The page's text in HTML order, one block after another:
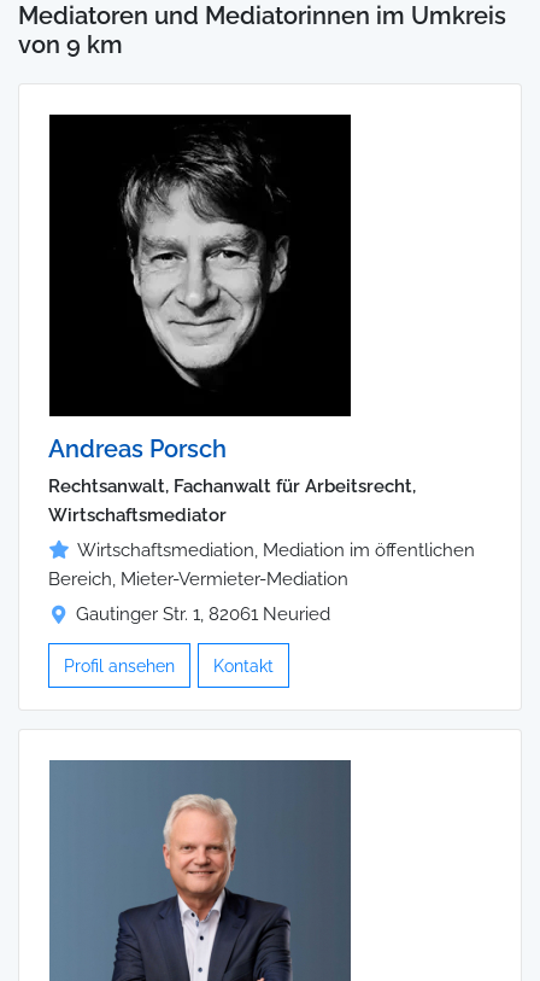
Mediatoren und Mediatorinnen im Umkreis
von 9 km
Andreas Porsch
Rechtsanwalt, Fachanwalt für Arbeitsrecht,
Wirtschaftsmediator
Wirtschaftsmediation, Mediation im öffentlichen
Bereich, Mieter-Vermieter-Mediation
Gautinger Str. 1, 82061 Neuried
Profil ansehen Kontakt